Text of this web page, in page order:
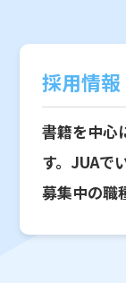
採用情報
書籍を中心
す。JUAで
募集中の職